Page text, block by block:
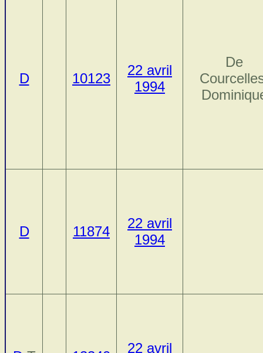
D 10123
22 avril
1994
De
D 11874
22 avril
1994
22 avril